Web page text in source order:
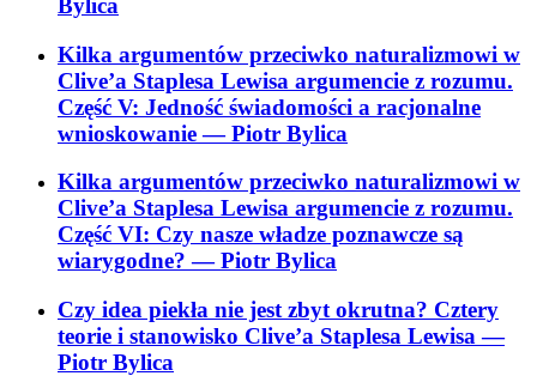
Bylica
Kilka argumentów przeciwko naturalizmowi w
Clive’a Staplesa Lewisa argumencie z rozumu.
Część V: Jedność świadomości a racjonalne
wnioskowanie— Piotr Bylica
Kilka argumentów przeciwko naturalizmowi w
Clive’a Staplesa Lewisa argumencie z rozumu.
Część VI: Czy nasze władze poznawcze są
wiarygodne?— Piotr Bylica
Czy idea piekła nie jest zbyt okrutna? Cztery
teorie i stanowisko Clive’a Staplesa Lewisa—
Piotr Bylica